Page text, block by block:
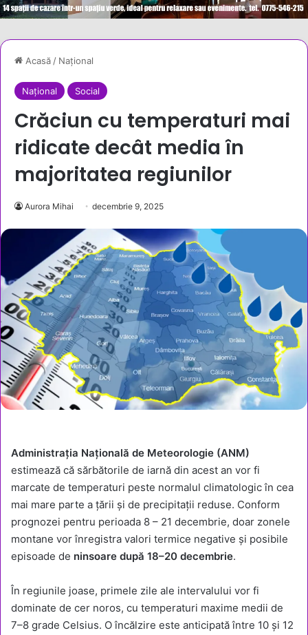
Acasă/ Național
Național Social
Crăciun cu temperaturi mai
ridicate decât media în
majoritatea regiunilor
Aurora Mihai decembrie 9, 2025
Administrația Națională de Meteorologie (ANM)
estimează că sărbătorile de iarnă din acest an vor fi
marcate de temperaturi peste normalul climatologic în cea
mai mare parte a țării și de precipitații reduse. Conform
prognozei pentru perioada 8 – 21 decembrie, doar zonele
montane vor înregistra valori termice negative și posibile
episoade de ninsoare după 18–20 decembrie.
În regiunile joase, primele zile ale intervalului vor fi
dominate de cer noros, cu temperaturi maxime medii de
7–8 grade Celsius. O încălzire este anticipată între 10 și 12